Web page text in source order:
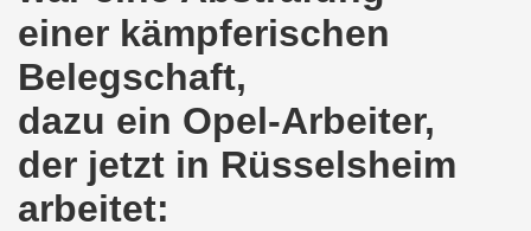
einer kämpferischen
Belegschaft,
dazu ein Opel-Arbeiter,
der jetzt in Rüsselsheim
arbeitet:
im Kampf um Arbeitsplätze und auch im Kampf
Bewegung reiht sich ein am 08.06.2020 in weltweite
und die einzigartige Show-Einlage von dir aus dem
Bewegung am 08.06.2020 im Zeichen der Solidarität